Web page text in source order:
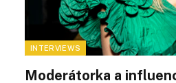
INTERVIEWS
Moderátorka a